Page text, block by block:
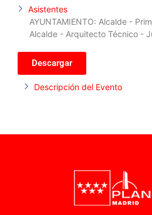
Asistentes
AYUNTAMIENTO: Alcalde -
Alcalde - Arquitecto Técnico -
Descargar
Descripción del Evento